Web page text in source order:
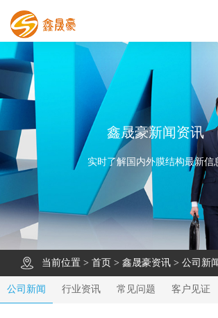
鑫晟豪首页
产品中心
工程案例
膜结构车棚
污水池反吊膜加盖
鑫晟豪资讯
关于鑫晟豪
联系鑫晟豪
鑫晟豪新闻资讯
实时了解国内外膜结构最新信
当前位置 > 首页 > 鑫晟豪资讯 > 公司新
公司新闻 行业资讯 常见问题 客户见证